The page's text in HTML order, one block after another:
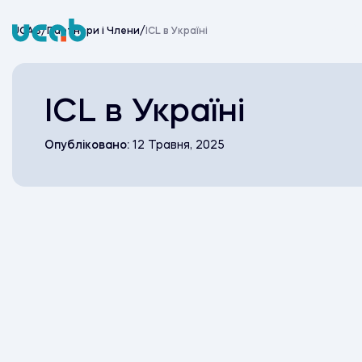
to UCAB/Партнери i Члени/ ICL в Україні
ICL в Україні
Опубліковано: 12 Травня, 2025